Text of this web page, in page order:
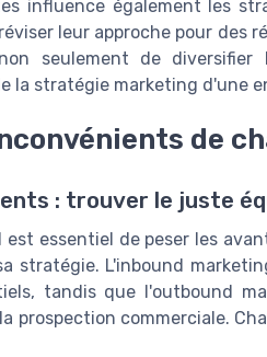
influence également les
leur approche pour des
seulement de diversifier
la stratégie marketing d'une
de
: trouver le juste
est essentiel de peser les
stratégie. L'inbound
tandis que l'outbound
prospection commerciale.